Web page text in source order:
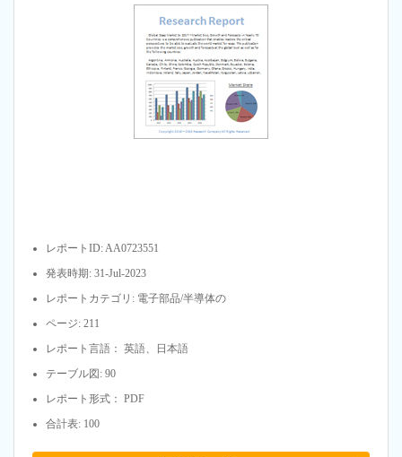
レポートID: AA0723551
発表時期: 31-Jul-2023
レポートカテゴリ: 電子部品/半導体の
ページ: 211
レポート言語： 英語、日本語
テーブル図: 90
レポート形式： PDF
合計表: 100